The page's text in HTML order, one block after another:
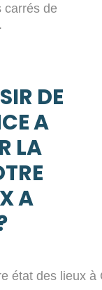
carrés de
DE
A
LA
A
état des lieux